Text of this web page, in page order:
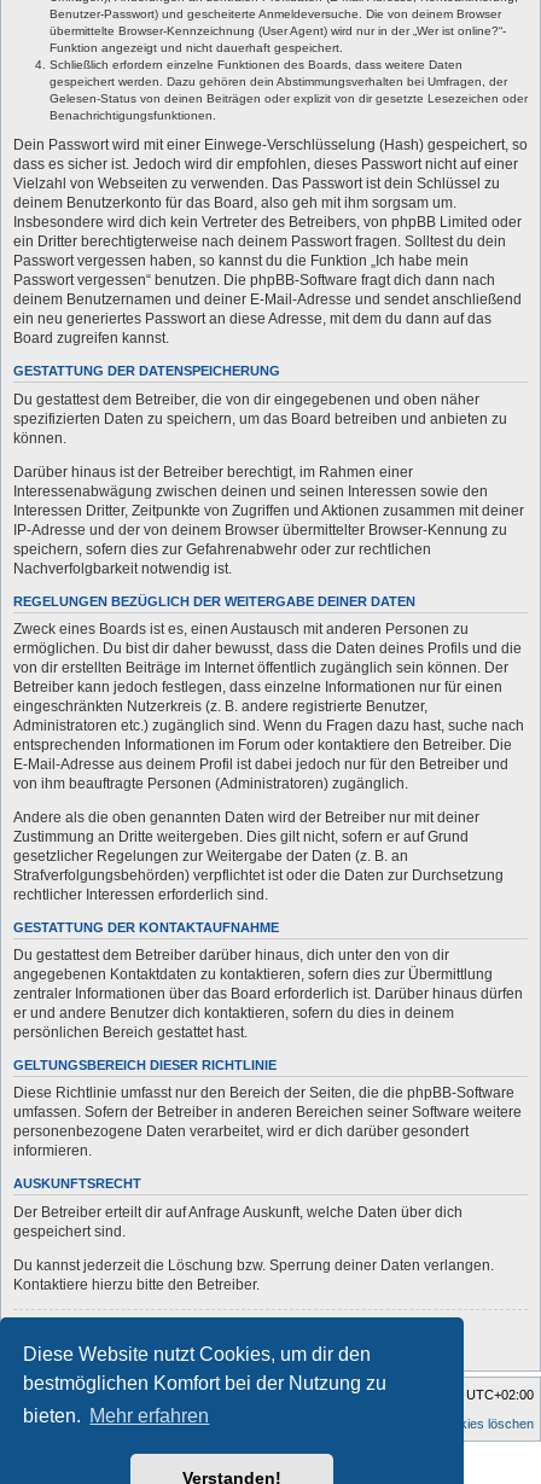
Diese Website nutzt Cookies, um dir den
bestmöglichen Komfort bei der Nutzung zu
bieten. Mehr erfahren
Verstanden!
Benutzer-Passwort) und gescheiterte Anmeldeversuche. Die von deinem Browser
übermittelte Browser-Kennzeichnung (User Agent) wird nur in der „Wer ist online?“-
Funktion angezeigt und nicht dauerhaft gespeichert.
Schließlich erfordern einzelne Funktionen des Boards, dass weitere Daten
gespeichert werden. Dazu gehören dein Abstimmungsverhalten bei Umfragen, der
Gelesen-Status von deinen Beiträgen oder explizit von dir gesetzte Lesezeichen oder
Benachrichtigungsfunktionen.
Dein Passwort wird mit einer Einwege-Verschlüsselung (Hash) gespeichert, so
dass es sicher ist. Jedoch wird dir empfohlen, dieses Passwort nicht auf einer
Vielzahl von Webseiten zu verwenden. Das Passwort ist dein Schlüssel zu
deinem Benutzerkonto für das Board, also geh mit ihm sorgsam um.
Insbesondere wird dich kein Vertreter des Betreibers, von phpBB Limited oder
ein Dritter berechtigterweise nach deinem Passwort fragen. Solltest du dein
Passwort vergessen haben, so kannst du die Funktion „Ich habe mein
Passwort vergessen“ benutzen. Die phpBB-Software fragt dich dann nach
deinem Benutzernamen und deiner E-Mail-Adresse und sendet anschließend
ein neu generiertes Passwort an diese Adresse, mit dem du dann auf das
Board zugreifen kannst.
GESTATTUNG DER DATENSPEICHERUNG
Du gestattest dem Betreiber, die von dir eingegebenen und oben näher
spezifizierten Daten zu speichern, um das Board betreiben und anbieten zu
können.
Darüber hinaus ist der Betreiber berechtigt, im Rahmen einer
Interessenabwägung zwischen deinen und seinen Interessen sowie den
Interessen Dritter, Zeitpunkte von Zugriffen und Aktionen zusammen mit deiner
IP-Adresse und der von deinem Browser übermittelter Browser-Kennung zu
speichern, sofern dies zur Gefahrenabwehr oder zur rechtlichen
Nachverfolgbarkeit notwendig ist.
REGELUNGEN BEZÜGLICH DER WEITERGABE DEINER DATEN
Zweck eines Boards ist es, einen Austausch mit anderen Personen zu
ermöglichen. Du bist dir daher bewusst, dass die Daten deines Profils und die
von dir erstellten Beiträge im Internet öffentlich zugänglich sein können. Der
Betreiber kann jedoch festlegen, dass einzelne Informationen nur für einen
eingeschränkten Nutzerkreis (z. B. andere registrierte Benutzer,
Administratoren etc.) zugänglich sind. Wenn du Fragen dazu hast, suche nach
entsprechenden Informationen im Forum oder kontaktiere den Betreiber. Die
E-Mail-Adresse aus deinem Profil ist dabei jedoch nur für den Betreiber und
von ihm beauftragte Personen (Administratoren) zugänglich.
Andere als die oben genannten Daten wird der Betreiber nur mit deiner
Zustimmung an Dritte weitergeben. Dies gilt nicht, sofern er auf Grund
gesetzlicher Regelungen zur Weitergabe der Daten (z. B. an
Strafverfolgungsbehörden) verpflichtet ist oder die Daten zur Durchsetzung
rechtlicher Interessen erforderlich sind.
GESTATTUNG DER KONTAKTAUFNAHME
Du gestattest dem Betreiber darüber hinaus, dich unter den von dir
angegebenen Kontaktdaten zu kontaktieren, sofern dies zur Übermittlung
zentraler Informationen über das Board erforderlich ist. Darüber hinaus dürfen
er und andere Benutzer dich kontaktieren, sofern du dies in deinem
persönlichen Bereich gestattet hast.
GELTUNGSBEREICH DIESER RICHTLINIE
Diese Richtlinie umfasst nur den Bereich der Seiten, die die phpBB-Software
umfassen. Sofern der Betreiber in anderen Bereichen seiner Software weitere
personenbezogene Daten verarbeitet, wird er dich darüber gesondert
informieren.
AUSKUNFTSRECHT
Der Betreiber erteilt dir auf Anfrage Auskunft, welche Daten über dich
gespeichert sind.
Du kannst jederzeit die Löschung bzw. Sperrung deiner Daten verlangen.
Kontaktiere hierzu bitte den Betreiber.
Startseite Foren-Übersicht Alle Zeiten sind UTC+02:00
Alle Cookies löschen
forum
Powered byphpBB® Forum Software © phpBB Limited